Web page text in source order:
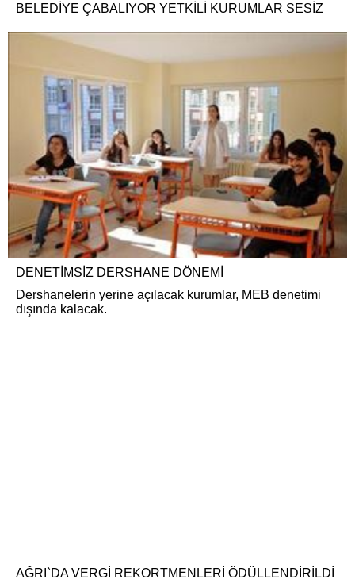
BELEDİYE ÇABALIYOR YETKİLİ KURUMLAR SESİZ
DENETİMSİZ DERSHANE DÖNEMİ
Dershanelerin yerine açılacak kurumlar, MEB denetimi
dışında kalacak.
AĞRI`DA VERGİ REKORTMENLERİ ÖDÜLLENDİRİLDİ